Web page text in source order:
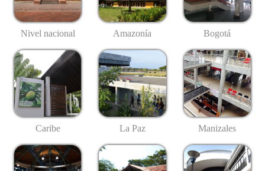
Nivel nacional Amazonía Bogotá
Caribe La Paz Manizales